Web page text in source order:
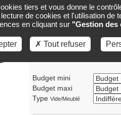
ACCUEIL GESTION
Budget mini
Budget maxi
Type Vide/Meublé
tiers et vous donne le
de cookies et l'utilisation de
en cliquant sur "Gestion des
✗ Tout refuser